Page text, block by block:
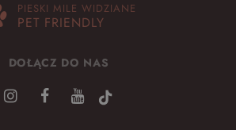
PIESKI MILE WIDZIANE
PET FRIENDLY
DOŁĄCZ DO NAS